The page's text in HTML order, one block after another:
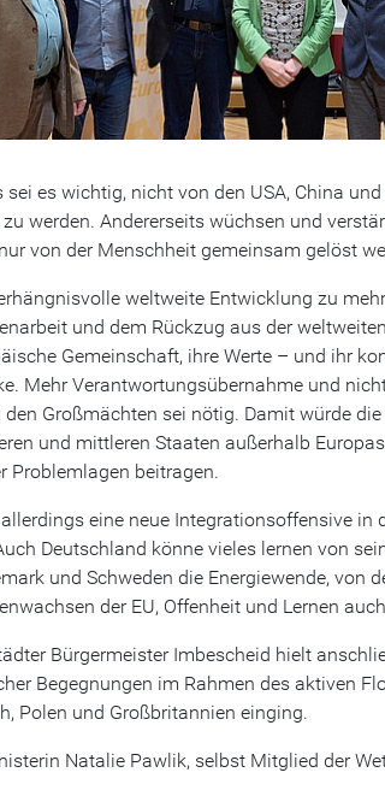
sei es wichtig, nicht von den USA, China
werden. Andererseits wüchsen und
von der Menschheit gemeinsam gelöst
weltweite Entwicklung zu
und dem Rückzug aus der
Gemeinschaft, ihre Werte – und ihr
Mehr Verantwortungsübernahme und
Großmächten sei nötig. Damit würde
und mittleren Staaten außerhalb
Problemlagen beitragen.
eine neue Integrationsoffensive
Deutschland könne vieles lernen von
und Schweden die Energiewende, von
der EU, Offenheit und Lernen
Bürgermeister Imbescheid hielt
Begegnungen im Rahmen des aktiven
Polen und Großbritannien einging.
Natalie Pawlik, selbst Mitglied der